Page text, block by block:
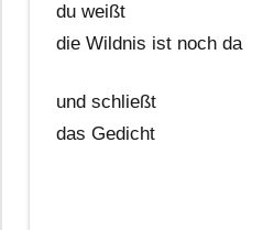
du weißt
die Wildnis ist noch da
und schließt
das Gedicht